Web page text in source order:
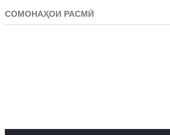
СОМОНАҲОИ РАСМӢ